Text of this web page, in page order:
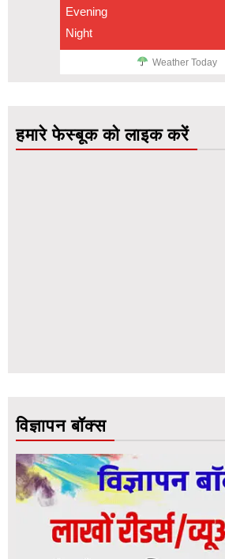
Evening
Night
Weather Today
हमारे फेस्बूक को लाइक करें
विज्ञापन बॉक्स